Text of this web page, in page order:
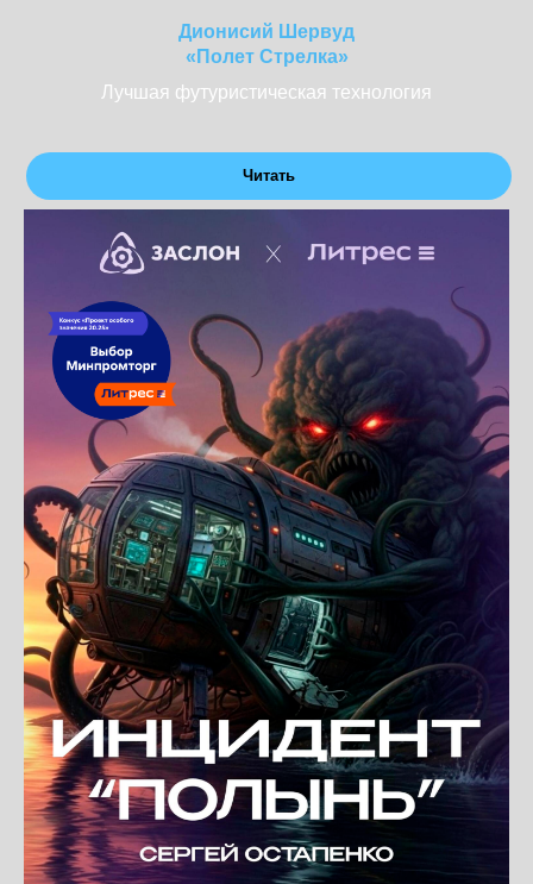
Дионисий Шервуд
«Полет Стрелка»
Лучшая футуристическая технология
Читать